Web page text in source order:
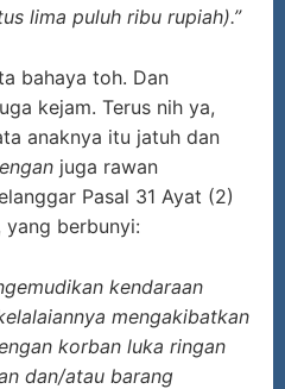
lima puluh ribu rupiah).”
bahaya toh. Dan
kejam. Terus nih ya,
anaknya itu jatuh dan
juga rawan
Pasal 31 Ayat (2)
yang berbunyi:
kendaraan
mengakibatkan
korban luka ringan
dan/atau barang